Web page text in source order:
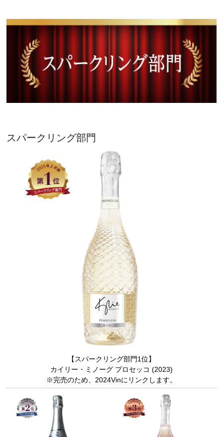
スパークリング部門
【スパークリング部門1位】
カイリー・ミノーグ プロセッコ (2023)
※完売のため、2024Vinにリンクします。